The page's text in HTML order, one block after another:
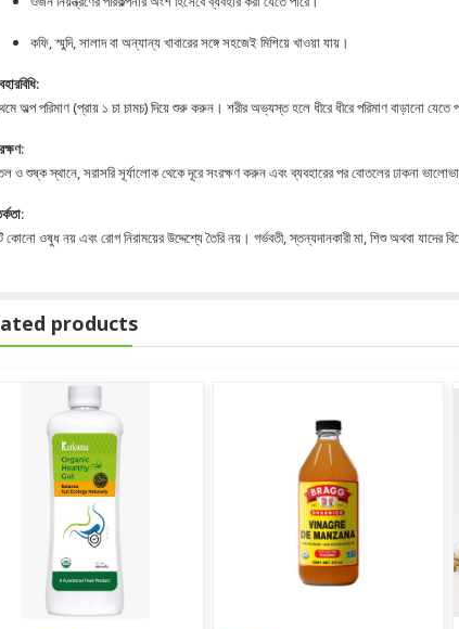
500gm
কফি, স্মুদি, সালাদ বা অন্যান্য খাবারের সঙ্গে সহজেই মিশিয়ে খাওয়া যায়।
অল্প পরিমাণ (প্রায় ১ চা চামচ) দিয়ে শুরু করুন। শরীর অভ্যস্ত হলে ধীরে ধীরে পরিমাণ বাড়ানো যেতে
ও শুষ্ক স্থানে, সরাসরি সূর্যালোক থেকে দূরে সংরক্ষণ করুন এবং ব্যবহারের পর বোতলের ঢাকনা
কোনো ওষুধ নয় এবং রোগ নিরাময়ের উদ্দেশ্যে তৈরি নয়। গর্ভবতী, স্তন্যদানকারী মা, শিশু অথবা যাদের
products